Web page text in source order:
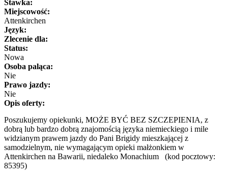
Stawka:
Miejscowość:
Attenkirchen
Język:
Zlecenie dla:
Status:
Nowa
Osoba paląca:
Nie
Prawo jazdy:
Nie
Opis oferty:
Poszukujemy opiekunki, MOŻE BYĆ BEZ SZCZEPIENIA, z
dobrą lub bardzo dobrą znajomością języka niemieckiego i mile
widzianym prawem jazdy do Pani Brigidy mieszkającej z
samodzielnym, nie wymagającym opieki małżonkiem w
Attenkirchen na Bawarii, niedaleko Monachium (kod pocztowy:
85395)